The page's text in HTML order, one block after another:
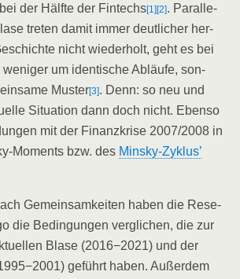
der Hälf­te der Fintechs[1] [2]. Par­al­le­
tre­ten damit immer deut­li­cher her­
nicht wie­der­holt, geht es bei
um iden­ti­sche Abläu­fe, son­
Mus­ter[3]. Denn: so neu und
Situa­ti­on dann doch nicht. Eben­so
mit der Finanz­kri­se 2007/​2008 in
Moments bzw. des Min­sky-Zyklus’
Gemein­sam­kei­ten haben die Rese­
die Bedin­gun­gen ver­gli­chen, die zur
Bla­se (2016−2021) und der
geführt haben. Außer­dem